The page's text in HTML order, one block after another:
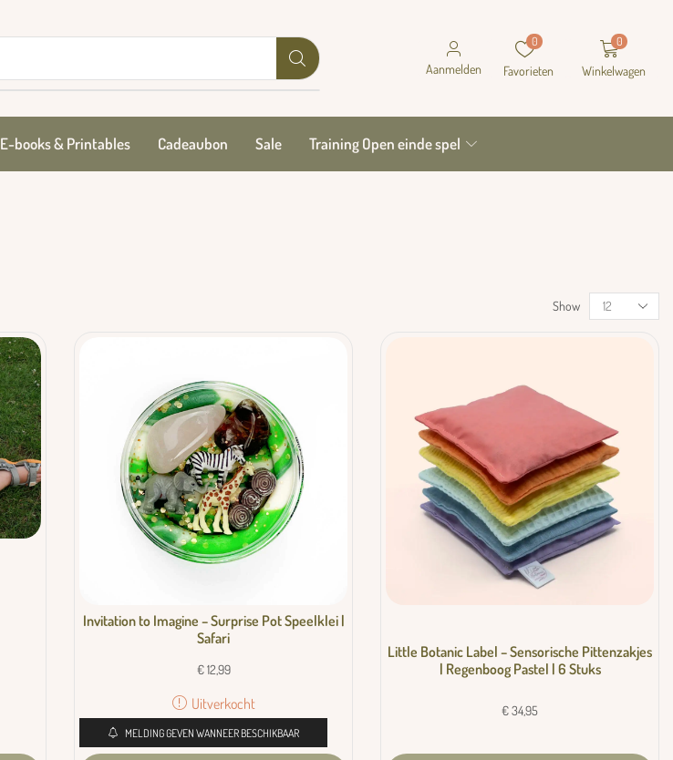
Aanmelden
0
Favorieten
0
Winkelwagen
E-books & Printables Cadeaubon Sale Training Open einde spel
Show
Invitation to Imagine – Surprise Pot Speelklei |
Safari
€12,99
Uitverkocht
MELDING GEVEN WANNEER BESCHIKBAAR
Little Botanic Label – Sensorische Pittenzakjes
| Regenboog Pastel | 6 Stuks
€34,95